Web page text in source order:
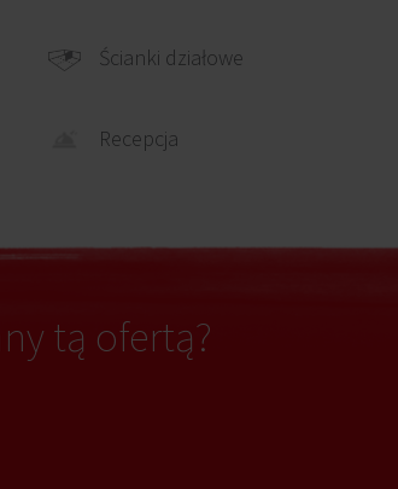
Ścianki działowe
Recepcja
tą ofertą?